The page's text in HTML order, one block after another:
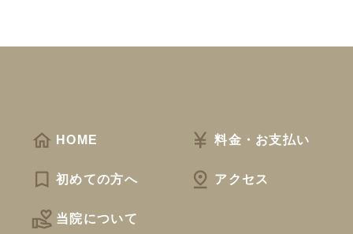
HOME
初めての方へ
当院について
料金・お支払い
アクセス